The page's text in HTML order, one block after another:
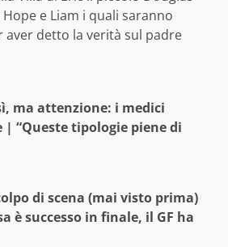
e Liam i quali saranno
aver detto la verità sul padre
ma attenzione: i medici
| “Queste tipologie piene di
di scena (mai visto prima)
è successo in finale, il GF ha